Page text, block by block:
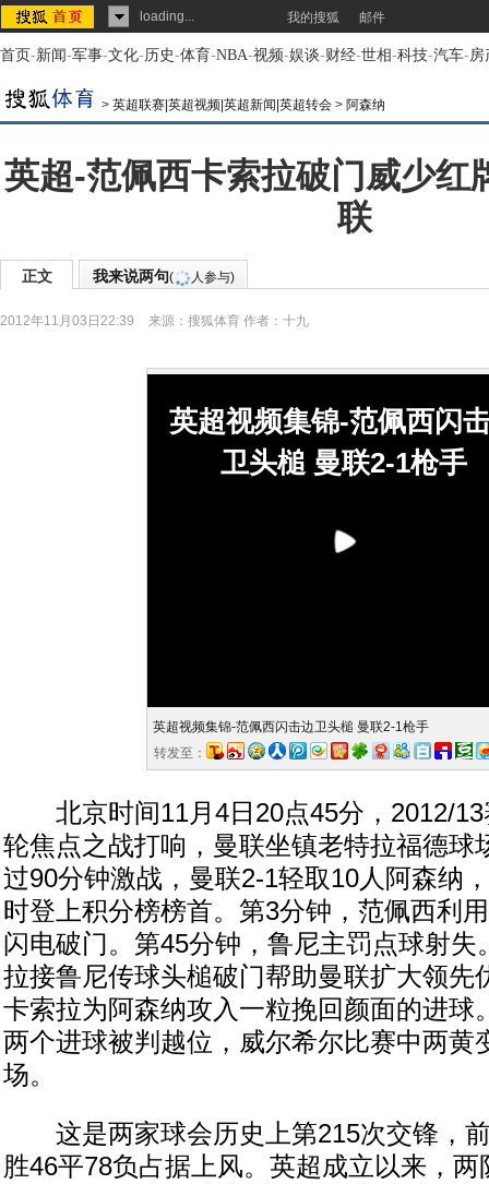
loading... 我的搜狐 邮件
首页-新闻-军事-文化-历史-体育-NBA-视频-娱谈-财经-世相-科技-汽车-房
> 英超联赛|英超视频|英超新闻|英超转会 > 阿森纳
英超-范佩西卡索拉破门威少红
联
正文 我来说两句( 人参与)
2012年11月03日22:39 来源： 搜狐体育 作者：十九
英超视频集锦-范佩西闪
卫头槌 曼联2-1枪手
英超视频集锦-范佩西闪击边卫头槌 曼联2-1枪手
转发至：
北京时间11月4日20点45分，2012/13
轮焦点之战打响，曼联坐镇老特拉福德球
过90分钟激战，曼联2-1轻取10人阿森纳
时登上积分榜榜首。第3分钟，范佩西利
闪电破门。第45分钟，鲁尼主罚点球射失
拉接鲁尼传球头槌破门帮助曼联扩大领先
卡索拉为阿森纳攻入一粒挽回颜面的进球
两个进球被判越位，威尔希尔比赛中两黄
场。
这是两家球会历史上第215次交锋，前
胜46平78负占据上风。英超成立以来，